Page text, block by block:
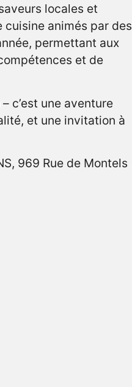
locales et
animés par des
permettant aux
et de
c’est une aventure
et une invitation à
969 Rue de Montels